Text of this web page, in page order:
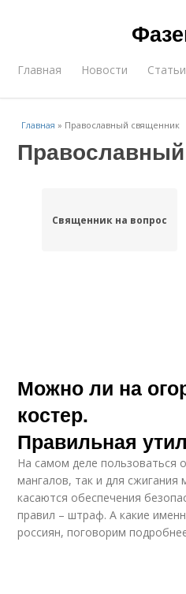
Главная Новости Статьи
Главная » Православный священник
Священник на вопрос
Можно ли на
костер.
Правильная
На самом деле пользоваться
мангалов, так и для сжигания
касаются обеспечения
правил – штраф. А какие
россиян, поговорим